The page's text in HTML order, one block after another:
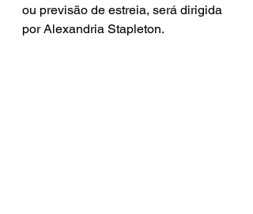
ou previsão de estreia, será dirigida
por Alexandria Stapleton.